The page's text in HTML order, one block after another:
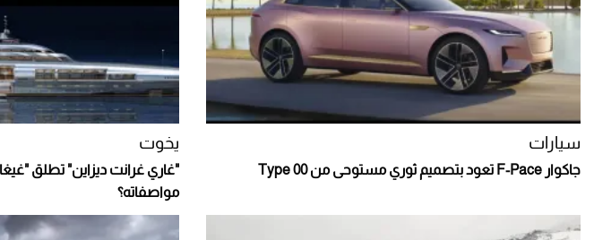
سيارات
جاكوار F-Pace تعود بتصميم ثوري مستوحى من Type 00
يخوت
"غاري غرانت ديزاين" تطلق
مواصفاته؟